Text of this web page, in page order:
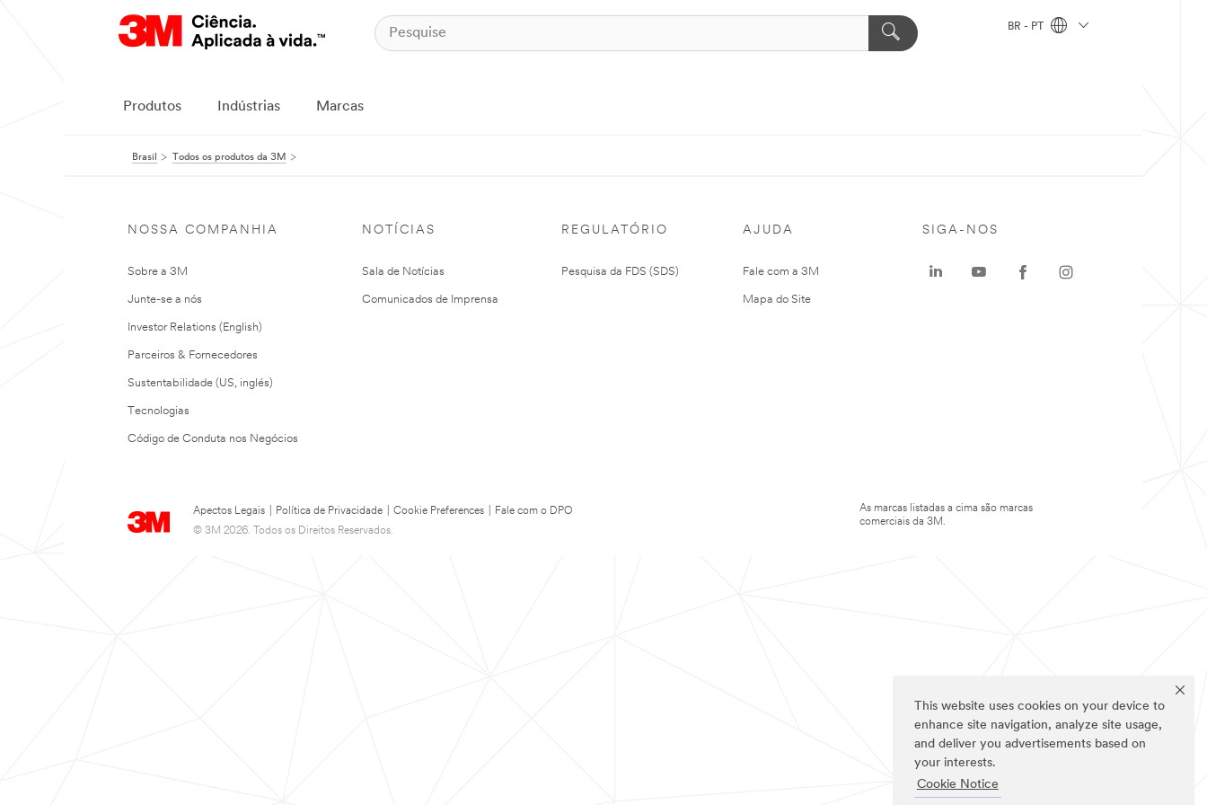
This website uses cookies on your device to
enhance site navigation, analyze site usage,
and deliver you advertisements based on
your interests.
Cookie Notice
BR - PT
Produtos Indústrias Marcas
Brasil Todos os produtos da 3M
NOSSA COMPANHIA
Sobre a 3M
Junte-se a nós
Investor Relations (English)
Parceiros & Fornecedores
Sustentabilidade (US, inglés)
Tecnologias
Código de Conduta nos Negócios
NOTÍCIAS
Sala de Notícias
Comunicados de Imprensa
REGULATÓRIO
Pesquisa da FDS (SDS)
AJUDA
Fale com a 3M
Mapa do Site
Apectos Legais Política de Privacidade Cookie Preferences
Fale com o DPO
© 3M 2026. Todos os Direitos Reservados.
SIGA-NOS
As marcas listadas a cima são marcas
comerciais da 3M.